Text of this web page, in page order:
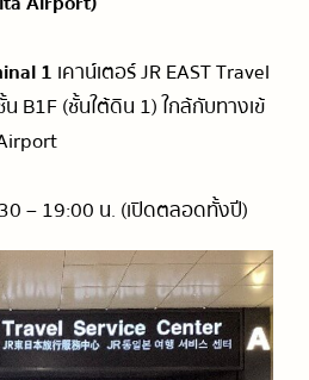
1 เคาน์เตอร์ JR EAST Travel
B1F (ชั้นใต้ดิน 1) ใกล้กับทางเข้
– 19:00 น. (เปิดตลอดทั้งปี)